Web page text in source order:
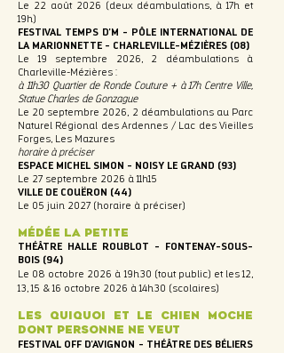
Le 22 août 2026 (deux déambulations, à 17h et
19h)
FESTIVAL TEMPS D'M - PÔLE INTERNATIONAL DE
LA MARIONNETTE - CHARLEVILLE-MÉZIÈRES (08)
Le 19 septembre 2026, 2 déambulations à
Charleville-Mézières :
à 11h30 Quartier de Ronde Couture + à 17h Centre Ville,
Statue Charles de Gonzague
Le 20 septembre 2026, 2 déambulations au Parc
Naturel Régional des Ardennes / Lac des Vieilles
Forges, Les Mazures
horaire à préciser
ESPACE MICHEL SIMON - NOISY LE GRAND (93)
Le 27 septembre 2026 à 11h15
VILLE DE COUËRON (44)
Le 05 juin 2027 (horaire à préciser)
médée la petite
THÉÂTRE HALLE ROUBLOT - FONTENAY-SOUS-
BOIS (94)
Le 08 octobre 2026 à 19h30 (tout public) et les 12,
13, 15 & 16 octobre 2026 à 14h30 (scolaires)
Les Quiquoi et le chien moche
dont personne ne veut
FESTIVAL OFF D'AVIGNON - THÉÂTRE DES BÉLIERS